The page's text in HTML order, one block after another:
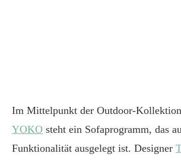
Im Mittelpunkt der Outdoor-Kollektion
YOKO steht ein Sofaprogramm, das
Funktionalität ausgelegt ist. Designer